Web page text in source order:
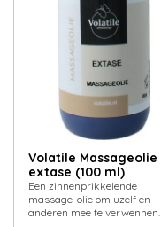
Volatile Massageolie
extase (100 ml)
Een zinnenprikkelende
massage-olie om uzelf en
anderen mee te verwennen.